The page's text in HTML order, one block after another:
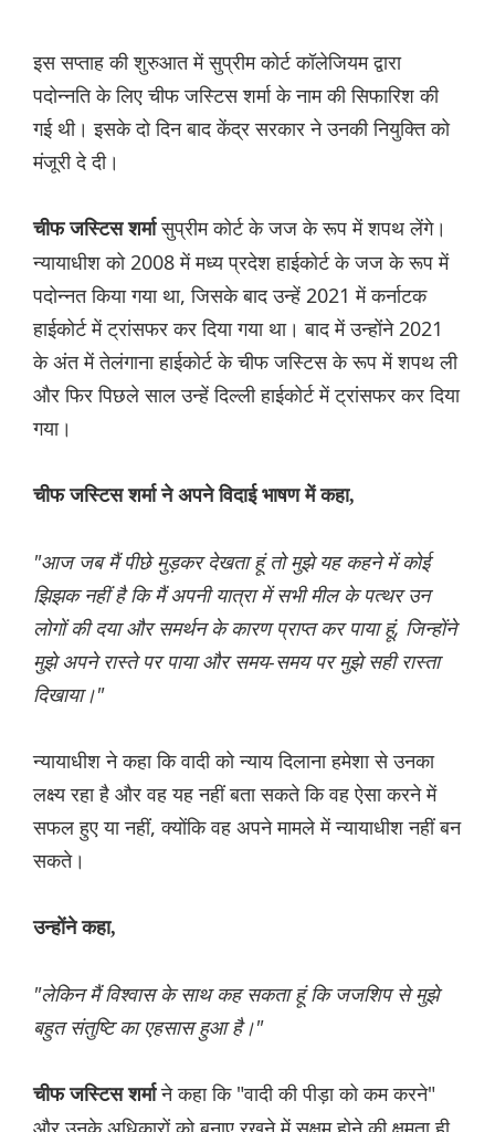
इस सप्ताह की शुरुआत में सुप्रीम कोर्ट कॉलेजियम द्वारा
पदोन्नति के लिए चीफ जस्टिस शर्मा के नाम की सिफारिश की
गई थी। इसके दो दिन बाद केंद्र सरकार ने उनकी नियुक्ति को
मंजूरी दे दी।
चीफ जस्टिस शर्मासुप्रीम कोर्ट के जज के रूप में शपथ लेंगे।
न्यायाधीश को 2008 में मध्य प्रदेश हाईकोर्ट के जज के रूप में
पदोन्नत किया गया था, जिसके बाद उन्हें 2021 में कर्नाटक
हाईकोर्ट में ट्रांसफर कर दिया गया था। बाद में उन्होंने 2021
के अंत में तेलंगाना हाईकोर्ट के चीफ जस्टिस के रूप में शपथ ली
और फिर पिछले साल उन्हें दिल्ली हाईकोर्ट में ट्रांसफर कर दिया
गया।
चीफ जस्टिस शर्मा ने अपने विदाई भाषण में कहा,
"आज जब मैं पीछे मुड़कर देखता हूं तो मुझे यह कहने में कोई
झिझक नहीं है कि मैं अपनी यात्रा में सभी मील के पत्थर उन
लोगों की दया और समर्थन के कारण प्राप्त कर पाया हूं, जिन्होंने
मुझे अपने रास्ते पर पाया और समय-समय पर मुझे सही रास्ता
दिखाया।"
न्यायाधीश ने कहा कि वादी को न्याय दिलाना हमेशा से उनका
लक्ष्य रहा है और वह यह नहीं बता सकते कि वह ऐसा करने में
सफल हुए या नहीं, क्योंकि वह अपने मामले में न्यायाधीश नहीं बन
सकते।
उन्होंने कहा,
"लेकिन मैं विश्वास के साथ कह सकता हूं कि जजशिप से मुझे
बहुत संतुष्टि का एहसास हुआ है।"
चीफ जस्टिस शर्माने कहा कि "वादी की पीड़ा को कम करने"